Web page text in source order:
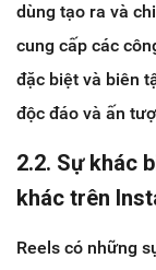
dùng tạo ra và
cung cấp các
đặc biệt và biên
độc đáo và ấn
2.2. Sự khác
khác trên
Reels có những